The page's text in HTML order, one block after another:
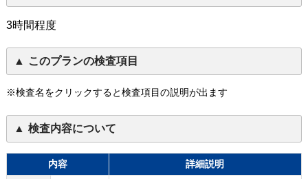
3時間程度
このプランの検査項目
※検査名をクリックすると検査項目の説明が出ます
検査内容について
内容
詳細説明